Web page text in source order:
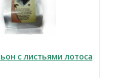
с листьями лотоса